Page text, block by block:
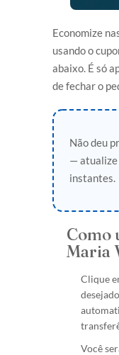
Economize
usando o
abaixo. É só
de fechar o
Não deu
— atualize
instantes.
Como
Maria
Clique
Você